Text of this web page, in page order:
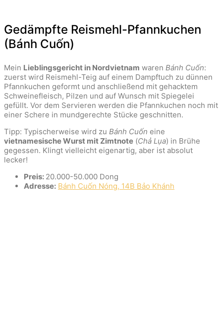
Gedämpfte Reismehl-Pfannkuchen
(Bánh Cuốn)
Mein Lieblingsgericht in Nordvietnam waren Bánh Cuốn:
zuerst wird Reismehl-Teig auf einem Dampftuch zu dünnen
Pfannkuchen geformt und anschließend mit gehacktem
Schweinefleisch, Pilzen und auf Wunsch mit Spiegelei
gefüllt. Vor dem Servieren werden die Pfannkuchen noch mit
einer Schere in mundgerechte Stücke geschnitten.
Tipp: Typischerweise wird zu Bánh Cuốn eine
vietnamesische Wurst mit Zimtnote (Chả Lụa) in Brühe
gegessen. Klingt vielleicht eigenartig, aber ist absolut
lecker!
Preis: 20.000-50.000 Dong
Adresse: Bánh Cuốn Nóng, 14B Bảo Khánh